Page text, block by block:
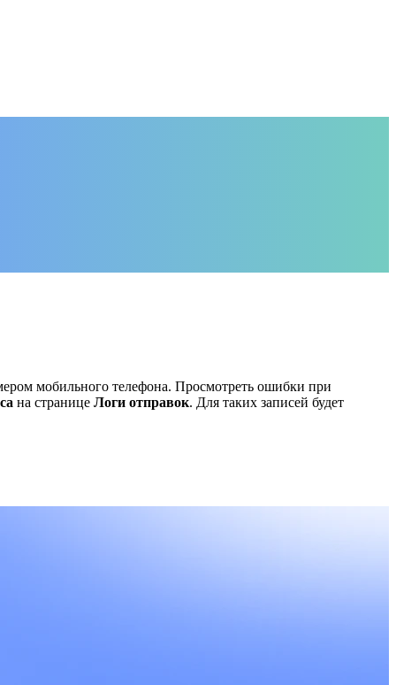
мобильного телефона. Просмотреть ошибки при
на странице Логи отправок. Для таких записей будет